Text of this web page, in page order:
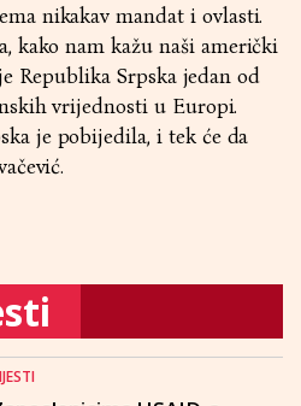
nikakav mandat i ovlasti.
kako nam kažu naši američki
Republika Srpska jedan od
vrijednosti u Europi.
je pobijedila, i tek će da